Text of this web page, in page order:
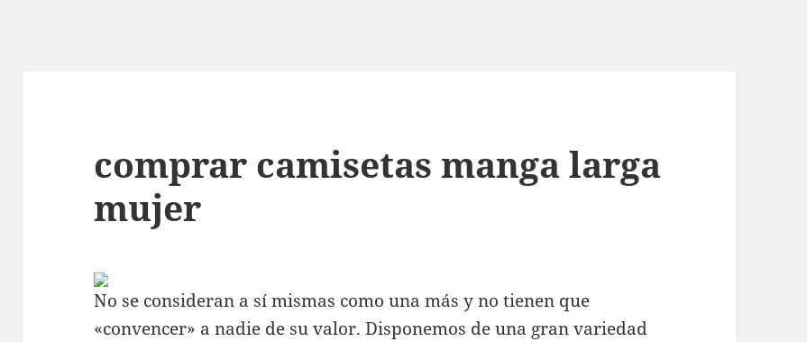
comprar camisetas manga larga
mujer
No se consideran a sí mismas como una más y no tienen que
«convencer» a nadie de su valor. Disponemos de una gran variedad